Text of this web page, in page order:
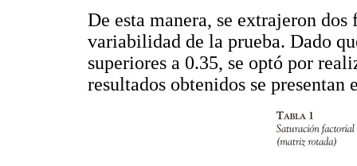
De esta manera, se extrajeron
variabilidad de la prueba. Dado
superiores a 0.35, se optó por
resultados obtenidos se presentan